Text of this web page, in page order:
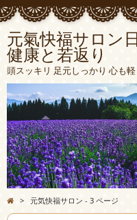
元氣快福サロ
健康と若返り
頭スッキリ 足元しっかり 心も
> 元気快福サロン - 3 ページ